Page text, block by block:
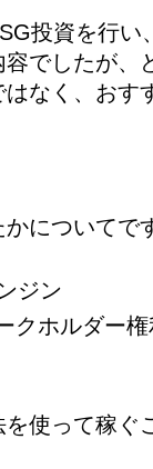
投資を行い
容でしたが、
なく、おす
についてで
ジン
クホルダー
を使って稼ぐ